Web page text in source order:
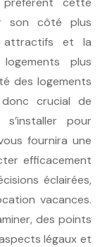
son côté plus
attractifs et la
plus
des logements
crucial de
pour
fournira une
efficacement
éclairées,
vacances.
des points
légaux et